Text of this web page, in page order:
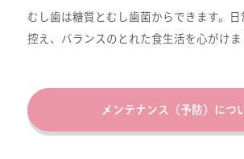
むし歯は糖質とむし歯菌からできます。
控え、バランスのとれた食生活を心がけま
メンテナンス（予防）につ